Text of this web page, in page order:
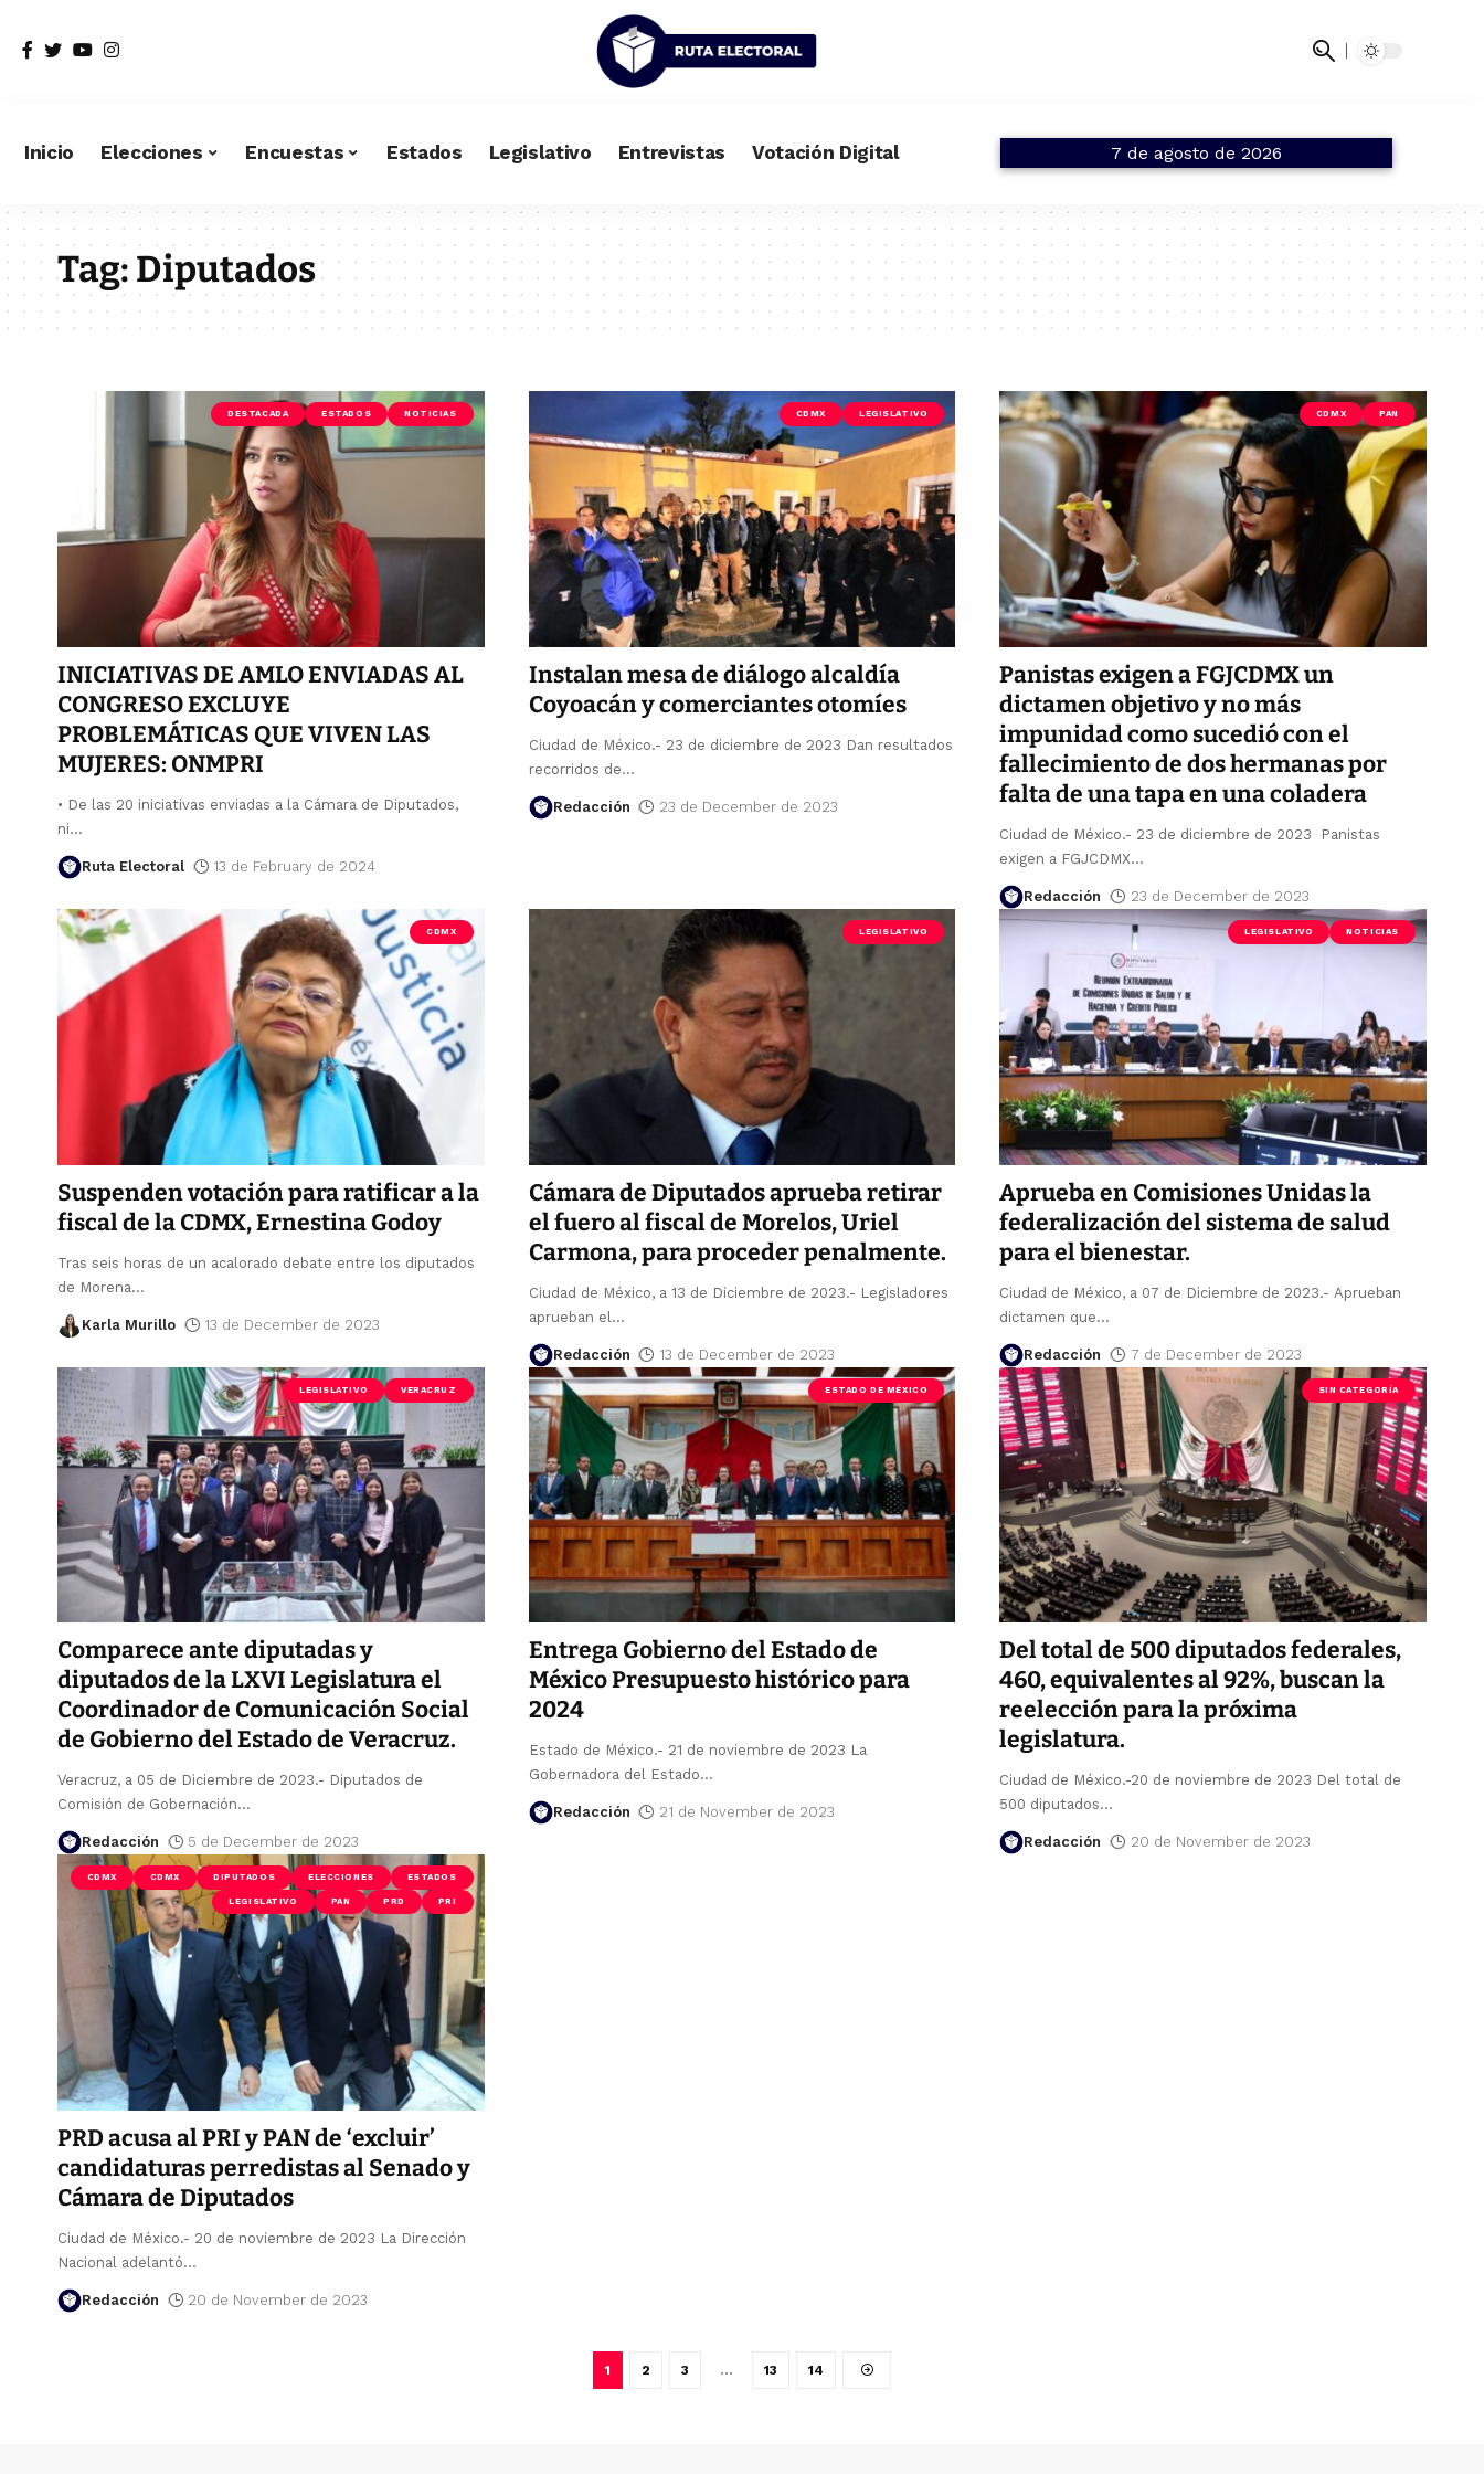
Inicio Elecciones Encuestas Estados Legislativo Entrevistas Votación Digital 7 de agosto de 2026
Tag: Diputados
DESTACADA ESTADOS NOTICIAS
INICIATIVAS DE AMLO ENVIADAS AL
CONGRESO EXCLUYE
PROBLEMÁTICAS QUE VIVEN LAS
MUJERES: ONMPRI
• De las 20 iniciativas enviadas a la Cámara de Diputados,
ni…
Ruta Electoral 13 de February de 2024
CDMX LEGISLATIVO
Instalan mesa de diálogo alcaldía
Coyoacán y comerciantes otomíes
Ciudad de México.- 23 de diciembre de 2023 Dan resultados
recorridos de…
Redacción 23 de December de 2023
CDMX PAN
Panistas exigen a FGJCDMX un
dictamen objetivo y no más
impunidad como sucedió con el
fallecimiento de dos hermanas por
falta de una tapa en una coladera
Ciudad de México.- 23 de diciembre de 2023 Panistas
exigen a FGJCDMX…
Redacción 23 de December de 2023
CDMX
Suspenden votación para ratificar a la
fiscal de la CDMX, Ernestina Godoy
Tras seis horas de un acalorado debate entre los diputados
de Morena…
Karla Murillo 13 de December de 2023
LEGISLATIVO
Cámara de Diputados aprueba retirar
el fuero al fiscal de Morelos, Uriel
Carmona, para proceder penalmente.
Ciudad de México, a 13 de Diciembre de 2023.- Legisladores
aprueban el …
Redacción 13 de December de 2023
LEGISLATIVO NOTICIAS
Aprueba en Comisiones Unidas la
federalización del sistema de salud
para el bienestar.
Ciudad de México, a 07 de Diciembre de 2023.- Aprueban
dictamen que…
Redacción 7 de December de 2023
LEGISLATIVO VERACRUZ
Comparece ante diputadas y
diputados de la LXVI Legislatura el
Coordinador de Comunicación Social
de Gobierno del Estado de Veracruz.
Veracruz, a 05 de Diciembre de 2023.- Diputados de
Comisión de Gobernación…
Redacción 5 de December de 2023
ESTADO DE MÉXICO
Entrega Gobierno del Estado de
México Presupuesto histórico para
2024
Estado de México.- 21 de noviembre de 2023 La
Gobernadora del Estado…
Redacción 21 de November de 2023
SIN CATEGORÍA
Del total de 500 diputados federales,
460, equivalentes al 92%, buscan la
reelección para la próxima
legislatura.
Ciudad de México.-20 de noviembre de 2023 Del total de
500 diputados…
Redacción 20 de November de 2023
CDMX CDMX DIPUTADOS ELECCIONES ESTADOS
LEGISLATIVO PAN PRD PRI
PRD acusa al PRI y PAN de ‘excluir’
candidaturas perredistas al Senado y
Cámara de Diputados
Ciudad de México.- 20 de noviembre de 2023 La Dirección
Nacional adelantó…
Redacción 20 de November de 2023
1 2 3 … 13 14